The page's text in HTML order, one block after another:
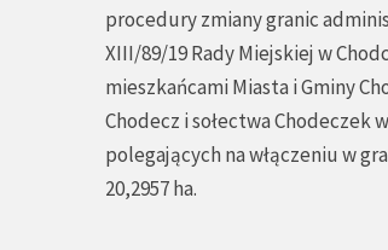
procedury zmiany granic
XIII/89/19 Rady Miejskiej w
mieszkańcami Miasta i Gminy
Chodecz i sołectwa
polegających na włączeniu w
20,2957 ha.